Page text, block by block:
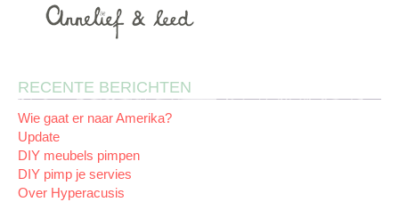
RECENTE BERICHTEN
Wie gaat er naar Amerika?
Update
DIY meubels pimpen
DIY pimp je servies
Over Hyperacusis